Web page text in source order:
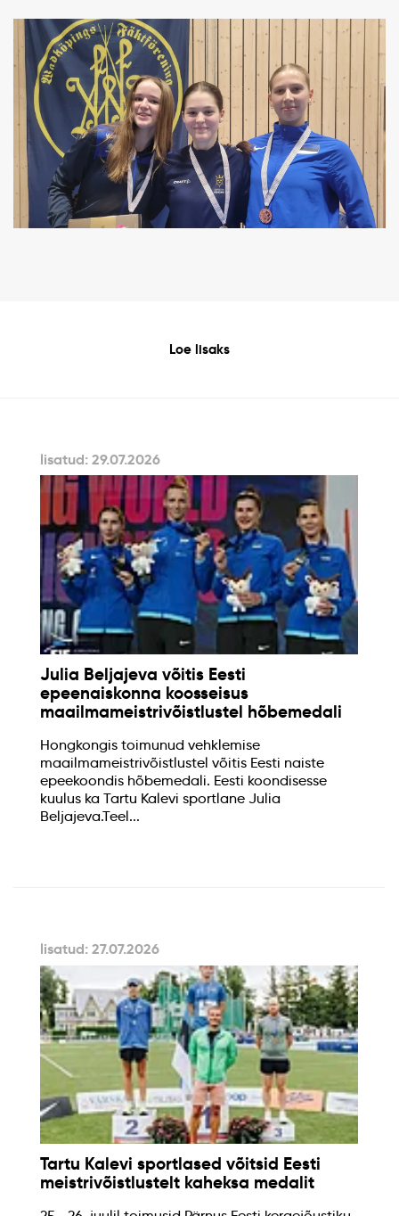
Loe lisaks
lisatud: 29.07.2026
Julia Beljajeva võitis Eesti
epeenaiskonna koosseisus
maailmameistrivõistlustel hõbemedali
Hongkongis toimunud vehklemise
maailmameistrivõistlustel võitis Eesti naiste
epeekoondis hõbemedali. Eesti koondisesse
kuulus ka Tartu Kalevi sportlane Julia
Beljajeva.Teel...
lisatud: 27.07.2026
Tartu Kalevi sportlased võitsid Eesti
meistrivõistlustelt kaheksa medalit